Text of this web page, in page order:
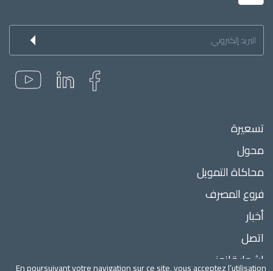
Inscription
la
Menu
de
page
تسعيرة
محول
محاكاة التمويل
فروع المصرف
أخبار
اتصل
إشعار قانوني